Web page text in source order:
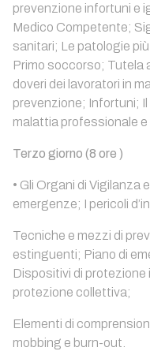
prevenzione infortuni e
Medico Competente;
sanitari; Le patologie
Primo soccorso; Tutela
doveri dei lavoratori in
prevenzione; Infortuni;
malattia professionale e
Terzo giorno (8 ore )
• Gli Organi di Vigilanza
emergenze; I pericoli
Tecniche e mezzi di
estinguenti; Piano di
Dispositivi di protezione
protezione collettiva;
Elementi di
mobbing e burn-out.